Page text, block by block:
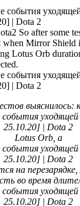
So after some
when Mirror Shield
Lotus Orb
выяснилось:
Lotus Orb, а
на
во время